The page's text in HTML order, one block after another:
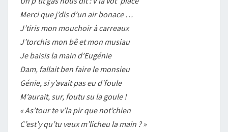
Merci que j’dis d’un air bonace …
J’tiris mon mouchoir à carreaux
J’torchis mon bê et mon musiau
Je baisis la main d’Eugénie
Dam, fallait ben faire le monsieu
Génie, si y’avait pas eu d’foule
M’aurait, sur, foutu su la goule !
« As’tour te v’la pir que not’chien
C’est’y qu’tu veux m’licheu la main ? »